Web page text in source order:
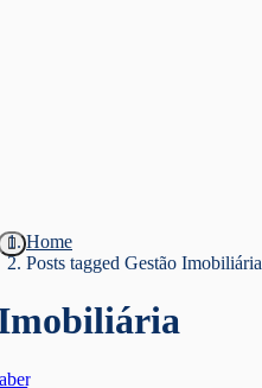
Home
Posts tagged Gestão Imobiliária